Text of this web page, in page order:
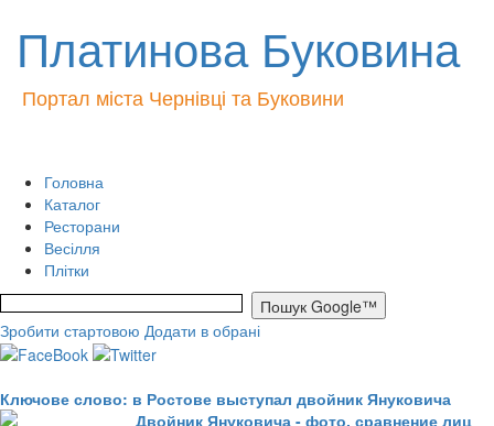
Платинова Буковина
Портал міста Чернівці та Буковини
Головна
Каталог
Ресторани
Весілля
Плітки
Зробити стартовою Додати в обрані
Ключове слово: в Ростове выступал двойник Януковича
Двойник Януковича - фото, сравнение лиц